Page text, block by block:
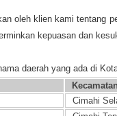
oleh klien kami tentang
kepuasan dan
daerah yang ada di
Kecamatan
Cimahi